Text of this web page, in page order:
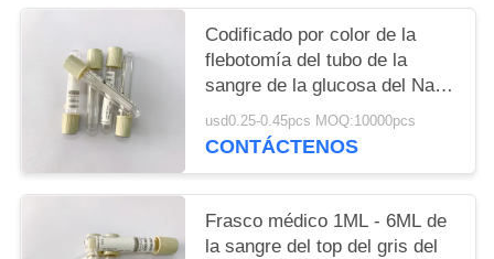
Codificado por color de la
flebotomía del tubo de la
sangre de la glucosa del Na 2
del EDTA para la hemólisis
del azúcar
usd0.25-0.45pcs MOQ:10000pcs
CONTÁCTENOS
Frasco médico 1ML - 6ML de
la sangre del top del gris del